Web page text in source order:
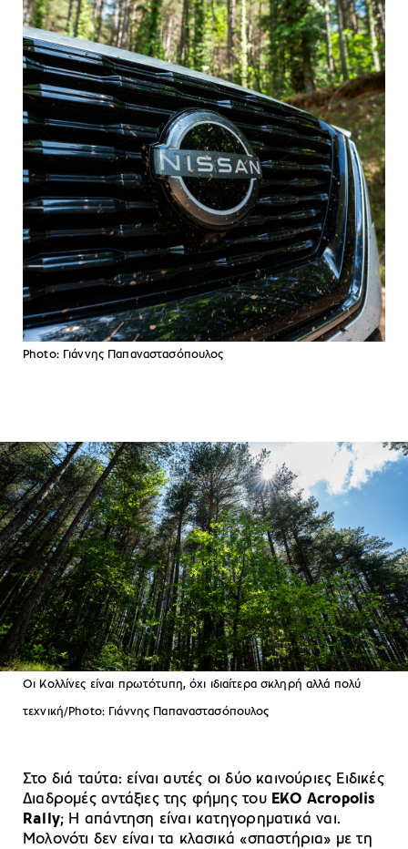
Photo: Γιάννης Παπαναστασόπουλος
Οι Κολλίνες είναι πρωτότυπη, όχι ιδιαίτερα σκληρή αλλά πολύ
τεχνική/Photo: Γιάννης Παπαναστασόπουλος
Στο διά ταύτα: είναι αυτές οι δύο καινούριες Ειδικές
Διαδρομές αντάξιες της φήμης του EKO Acropolis
Rally; Η απάντηση είναι κατηγορηματικά ναι.
Μολονότι δεν είναι τα κλασικά «σπαστήρια» με τη